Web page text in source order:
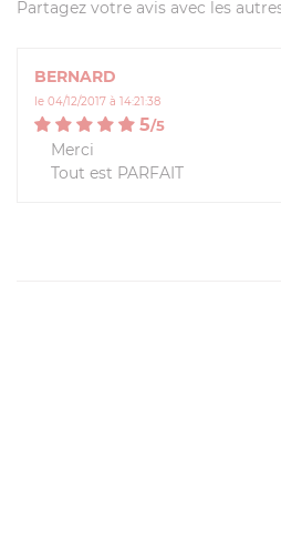
Partagez votre avis avec les
BERNARD
le 04/12/2017 à 14:21:38
5/5
Merci
Tout est PARFAIT